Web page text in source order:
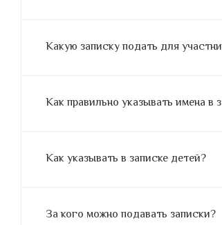
Какую записку подать для
Как правильно указывать имена в
Как указывать в записке детей?
За кого можно подавать записки?